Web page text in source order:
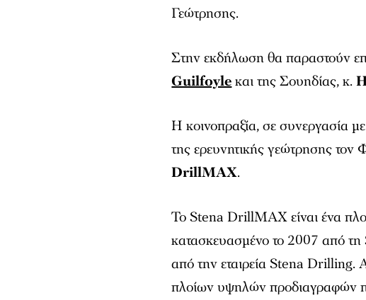
Γεώτρησης.
Στην εκδήλωση θα παραστούν
Guilfoyleκαι της Σουηδίας, κ.
Η κοινοπραξία, σε συνεργασία
της ερευνητικής γεώτρησης
DrillMAX.
Το Stena DrillMAX είναι ένα
κατασκευασμένο το 2007 από
από την εταιρεία Stena Drilling.
πλοίων υψηλών προδιαγραφών